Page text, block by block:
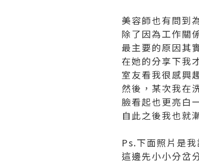
美容師也有問到
除了因為工作關
最主要的原因其
在她的分享下我
室友看我很感興
然後，某次我在
臉看起也更亮白
自此之後我也就
Ps.下面照片是
這邊先小小分岔